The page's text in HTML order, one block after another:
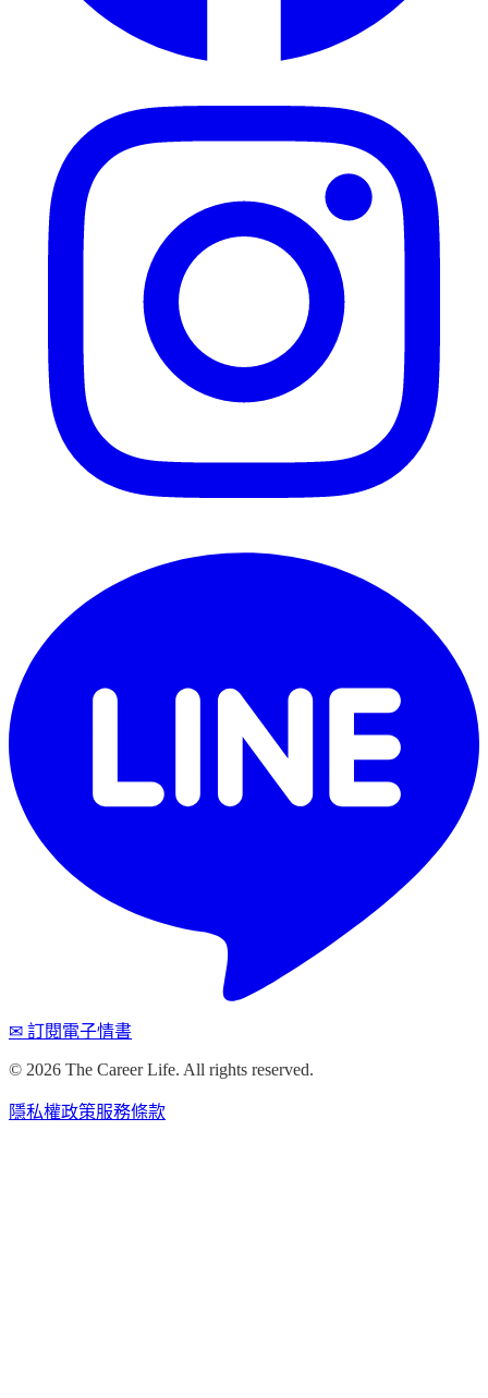
✉ 訂閱電子情書
© 2026 The Career Life. All rights reserved.
隱私權政策服務條款